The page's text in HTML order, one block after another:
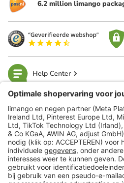
6.2 million limango
Help Center
limango
Veilig winkelen
Klantenservice
Shop